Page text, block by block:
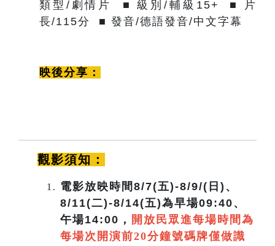
類型/劇情片 ■ 級別/輔級15+ ■ 片
長/115分 ■ 發音/德語發音/中文字幕
映後分享：
觀影須知：
電影放映時間8/7(五)-8/9/(日)、
8/11(二)-8/14(五)為早場09:40、
午場14:00 ， 開放民眾進每場時間為
每場次開演前20分鐘號碼牌僅做識